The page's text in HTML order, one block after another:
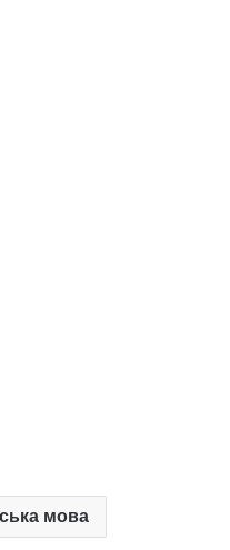
мова